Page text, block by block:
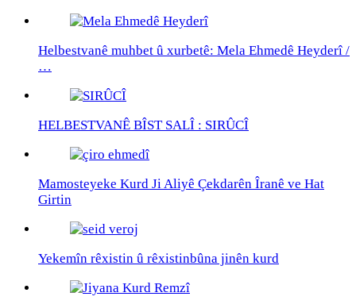
Helbestvanê muhbet û xurbetê: Mela Ehmedê Heyderî /
…
HELBESTVANÊ BÎST SALÎ : SIRÛCÎ
Mamosteyeke Kurd Ji Aliyê Çekdarên Îranê ve Hat
Girtin
Yekemîn rêxistin û rêxistinbûna jinên kurd